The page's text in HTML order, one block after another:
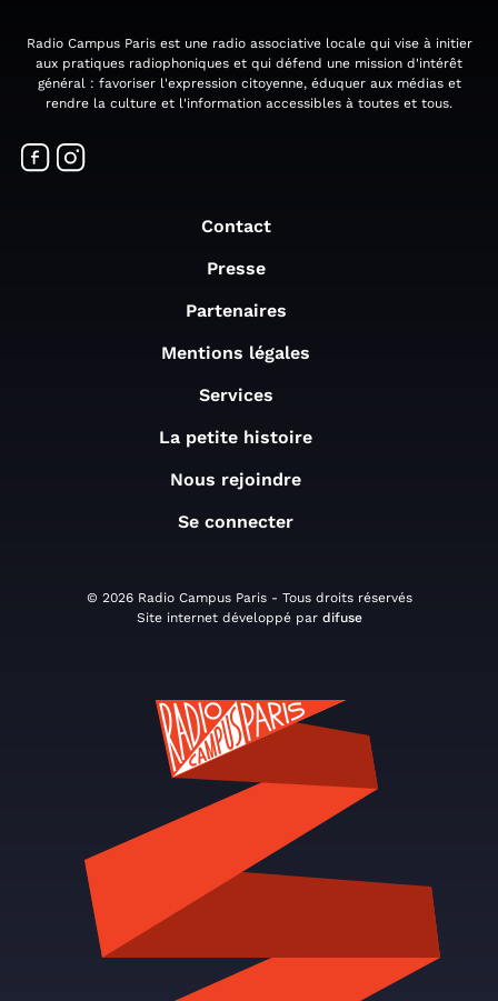
Radio Campus Paris est une radio associative locale qui vise à initier
aux pratiques radiophoniques et qui défend une mission d'intérêt
général : favoriser l'expression citoyenne, éduquer aux médias et
rendre la culture et l'information accessibles à toutes et tous.
Contact
Presse
Partenaires
Mentions légales
Services
La petite histoire
Nous rejoindre
Se connecter
© 2026 Radio Campus Paris - Tous droits réservés
Site internet développé par difuse